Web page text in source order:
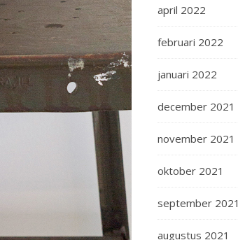
april 2022
februari 2022
januari 2022
december 2021
november 2021
oktober 2021
september 2021
augustus 2021